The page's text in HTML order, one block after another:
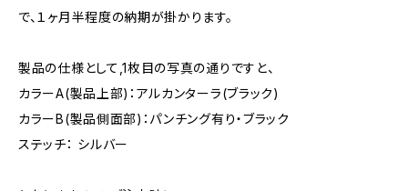
で、１ヶ月半程度の納期が掛かります。
製品の仕様として,1枚目の写真の通りですと、
カラーA(製品上部)：アルカンターラ(ブラック)
カラーB(製品側面部)：パンチング有り・ブラック
ステッチ： シルバー